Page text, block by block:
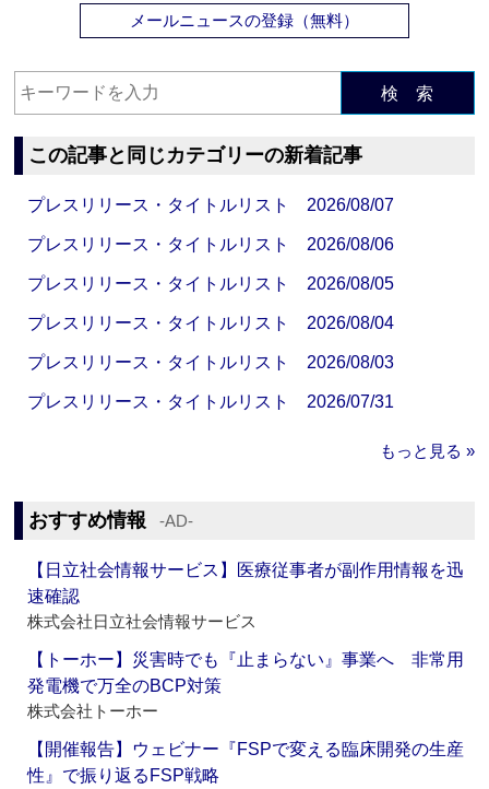
メールニュースの登録（無料）
検 索
この記事と同じカテゴリーの新着記事
プレスリリース・タイトルリスト 2026/08/07
プレスリリース・タイトルリスト 2026/08/06
プレスリリース・タイトルリスト 2026/08/05
プレスリリース・タイトルリスト 2026/08/04
プレスリリース・タイトルリスト 2026/08/03
プレスリリース・タイトルリスト 2026/07/31
もっと見る »
おすすめ情報 ‐AD‐
【日立社会情報サービス】医療従事者が副作用情報を迅
速確認
株式会社日立社会情報サービス
【トーホー】災害時でも『止まらない』事業へ 非常用
発電機で万全のBCP対策
株式会社トーホー
【開催報告】ウェビナー『FSPで変える臨床開発の生産
性』で振り返るFSP戦略